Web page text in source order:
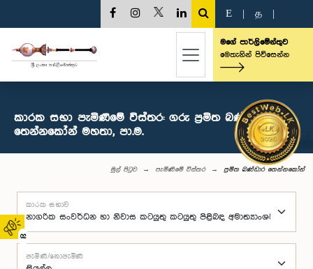
02
E த
මගේ පාර්ලිමේන්තුව
මෙතැනින් පිවිසෙන්න
කාරක සභා පැමිණීමේ විස්තර: ගරු ප්‍රමිත බණ්ඩාර
තෙන්නකෝන් මහතා, පා.ම.
මුල් පිටුව පැමිණීමේ විස්තර ප්‍රමිත බණ්ඩාර තෙන්නකෝන්
කාරක සභාව
පැමිණි/නොපැමිණි